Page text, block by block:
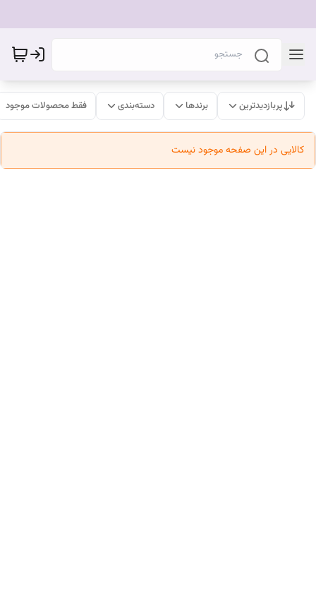
پربازدیدترین برندها دسته‌بندی فقط محصولات موجود
کالایی در این صفحه موجود نیست